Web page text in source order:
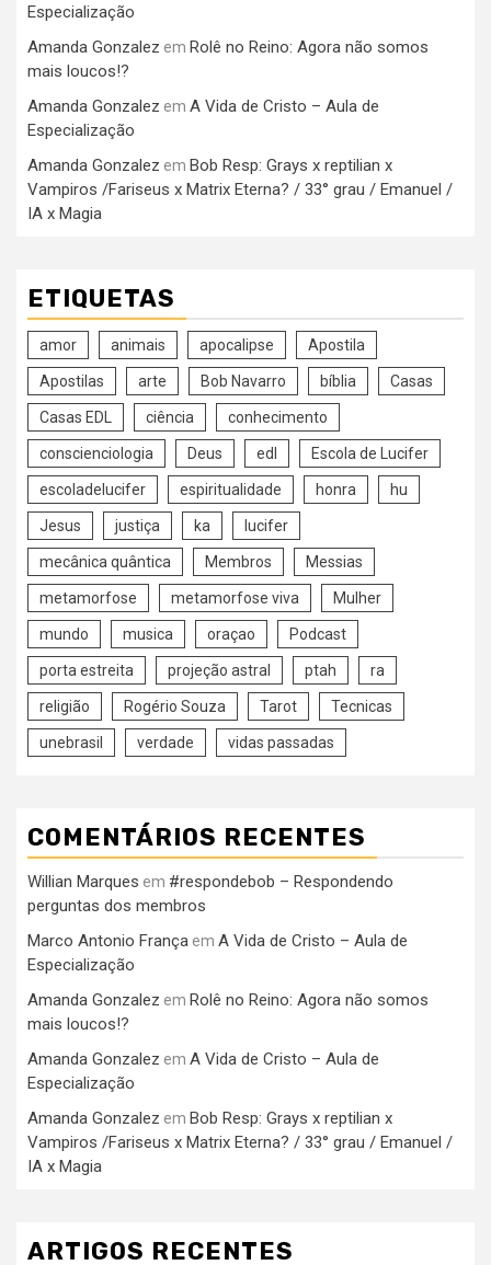
Especialização
Amanda Gonzalez em Rolê no Reino: Agora não somos
mais loucos!?
Amanda Gonzalez em A Vida de Cristo – Aula de
Especialização
Amanda Gonzalez em Bob Resp: Grays x reptilian x
Vampiros /Fariseus x Matrix Eterna? / 33° grau / Emanuel /
IA x Magia
ETIQUETAS
amor animais apocalipse Apostila
Apostilas arte Bob Navarro bíblia Casas
Casas EDL ciência conhecimento
conscienciologia Deus edl Escola de Lucifer
escoladelucifer espiritualidade honra hu
Jesus justiça ka lucifer
mecânica quântica Membros Messias
metamorfose metamorfose viva Mulher
mundo musica oraçao Podcast
porta estreita projeção astral ptah ra
religião Rogério Souza Tarot Tecnicas
unebrasil verdade vidas passadas
COMENTÁRIOS RECENTES
Willian Marques em #respondebob – Respondendo
perguntas dos membros
Marco Antonio França em A Vida de Cristo – Aula de
Especialização
Amanda Gonzalez em Rolê no Reino: Agora não somos
mais loucos!?
Amanda Gonzalez em A Vida de Cristo – Aula de
Especialização
Amanda Gonzalez em Bob Resp: Grays x reptilian x
Vampiros /Fariseus x Matrix Eterna? / 33° grau / Emanuel /
IA x Magia
ARTIGOS RECENTES